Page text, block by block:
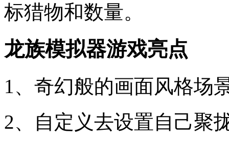
标猎物和数量。
龙族模拟器游戏亮点
1、奇幻般的画面风格场
2、自定义去设置自己聚